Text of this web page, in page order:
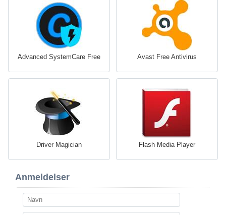
Advanced SystemCare Free Avast Free Antivirus
Driver Magician Flash Media Player
Anmeldelser